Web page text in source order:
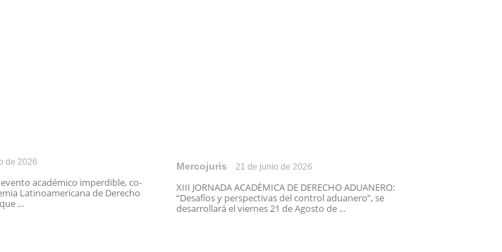
de 2026
evento académico imperdible, co-
Latinoamericana de Derecho
...
Mercojuris 21 de junio de 2026
XIII JORNADA ACADÉMICA DE DERECHO ADUANERO:
“Desafíos y perspectivas del control aduanero”, se
desarrollará el viernes 21 de Agosto de ...